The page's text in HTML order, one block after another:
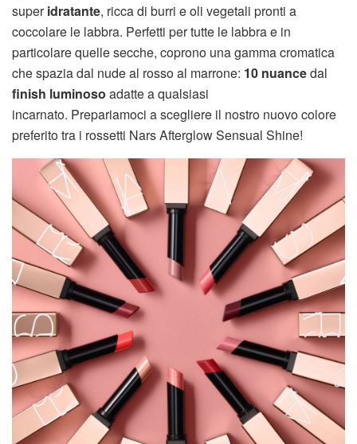
superidratante, ricca di burri e oli vegetali pronti a
coccolare le labbra. Perfetti per tutte le labbra e in
particolare quelle secche, coprono una gamma cromatica
che spazia dal nude al rosso al marrone: 10 nuancedal
finish luminoso adatte a qualsiasi
incarnato. Prepariamoci a scegliere il nostro nuovo colore
preferito tra i rossetti Nars Afterglow Sensual Shine!